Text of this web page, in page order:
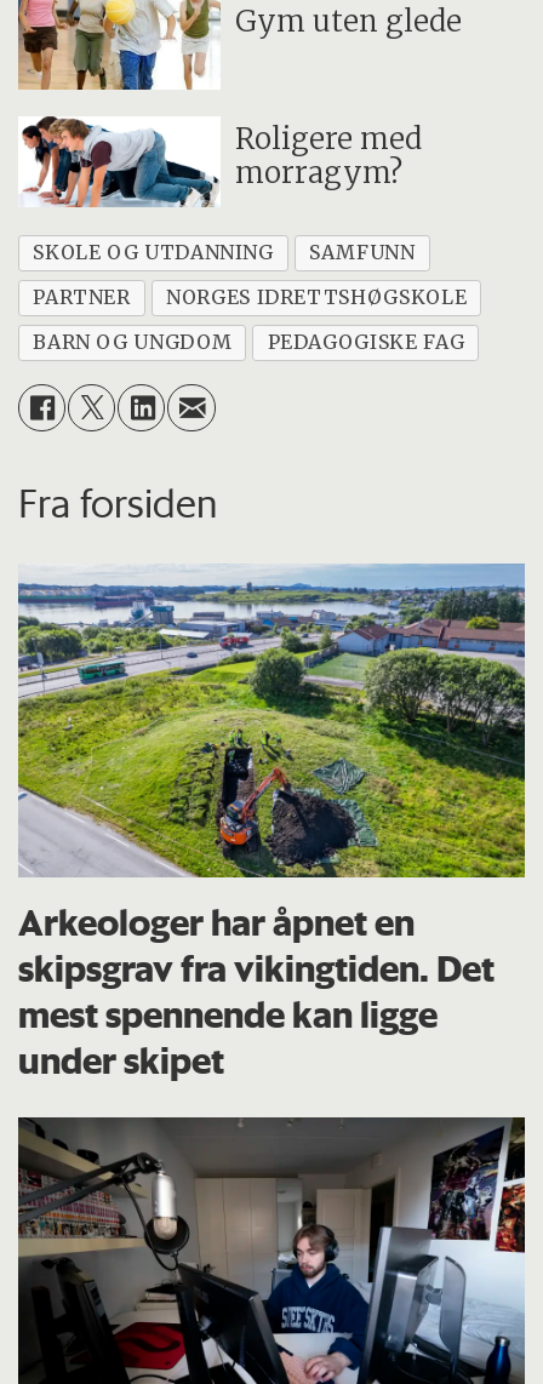
Gym uten glede
Roligere med
morragym?
SKOLE OG UTDANNING
SAMFUNN
PARTNER
NORGES IDRETTSHØGSKOLE
BARN OG UNGDOM
PEDAGOGISKE FAG
Fra forsiden
Arkeologer har åpnet en
skipsgrav fra vikingtiden. Det
mest spennende kan ligge
under skipet